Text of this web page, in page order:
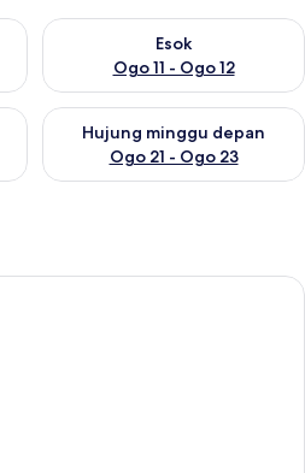
ini Ogo 10 - Ogo 11
Esok
Ogo 11 - Ogo 12
Semak ketersediaan untuk
minggu ini Ogo 14 - Ogo 16
Hujung minggu depan
Ogo 21 - Ogo 23
Semak ketersediaan untuk
Superior Room | Meja, seterika/